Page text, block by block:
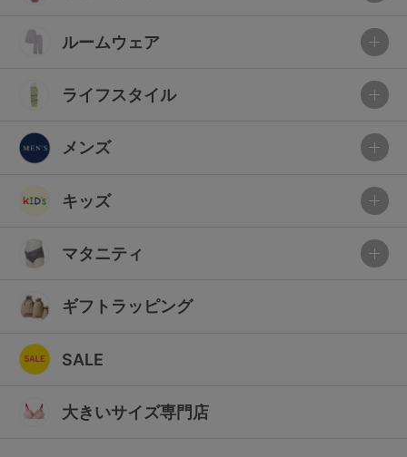
ルームウェア
ライフスタイル
メンズ
キッズ
マタニティ
ギフトラッピング
SALE
大きいサイズ専門店